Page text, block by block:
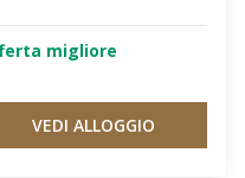
migliore
VEDI ALLOGGIO